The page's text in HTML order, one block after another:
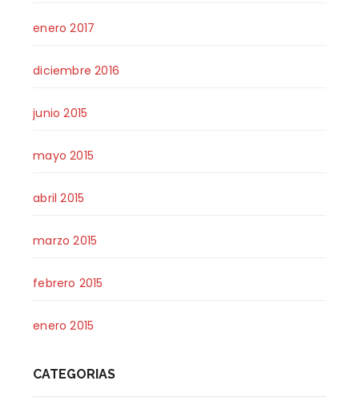
enero 2017
diciembre 2016
junio 2015
mayo 2015
abril 2015
marzo 2015
febrero 2015
enero 2015
CATEGORIAS